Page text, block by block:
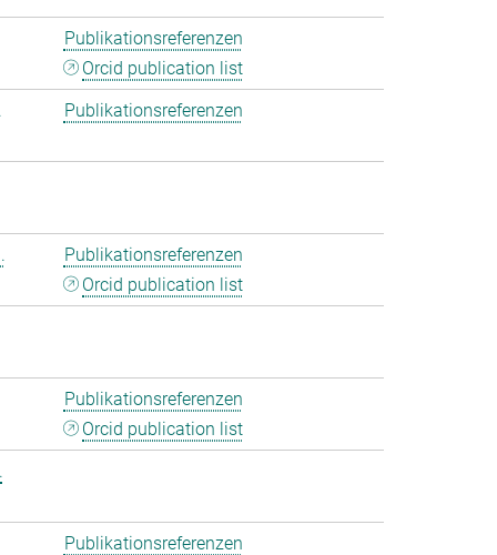
Publikationsreferenzen
Orcid publication list
Publikationsreferenzen
Publikationsreferenzen
Orcid publication list
Publikationsreferenzen
Orcid publication list
Publikationsreferenzen